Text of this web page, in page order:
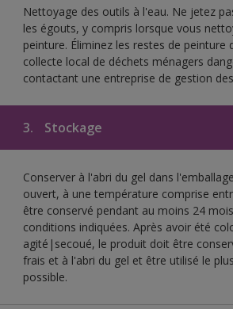
Nettoyage des outils à l'eau. Ne jetez
les égouts, y compris lorsque vous
peinture. Éliminez les restes de peinture
collecte local de déchets ménagers
contactant une entreprise de gestion
3. Stockage
Conserver à l'abri du gel dans
ouvert, à une température comprise
être conservé pendant au moins 24
conditions indiquées. Après avoir été
agité|secoué, le produit doit être
frais et à l'abri du gel et être utilisé le
possible.